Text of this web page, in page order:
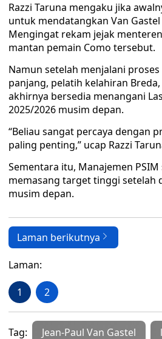
Razzi Taruna mengaku jika
untuk mendatangkan Van
Mengingat rekam jejak
mantan pemain Como tersebut.
Namun setelah menjalani
panjang, pelatih kelahiran
akhirnya bersedia menangani
2025/2026 musim depan.
“Beliau sangat percaya dengan
paling penting,” ucap Razzi
Sementara itu, Manajemen
memasang target tinggi setelah
musim depan.
Laman berikutnya
Laman:
1 2
Tag: Jean-Paul Van Gastel